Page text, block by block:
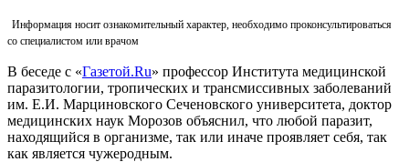
Информация носит ознакомительный характер, необходимо проконсультироваться
со специалистом или врачом
В беседе с «Газетой.Ru» профессор Института медицинской
паразитологии, тропических и трансмиссивных заболеваний
им. Е.И. Марциновского Сеченовского университета, доктор
медицинских наук Морозов объяснил, что любой паразит,
находящийся в организме, так или иначе проявляет себя, так
как является чужеродным.